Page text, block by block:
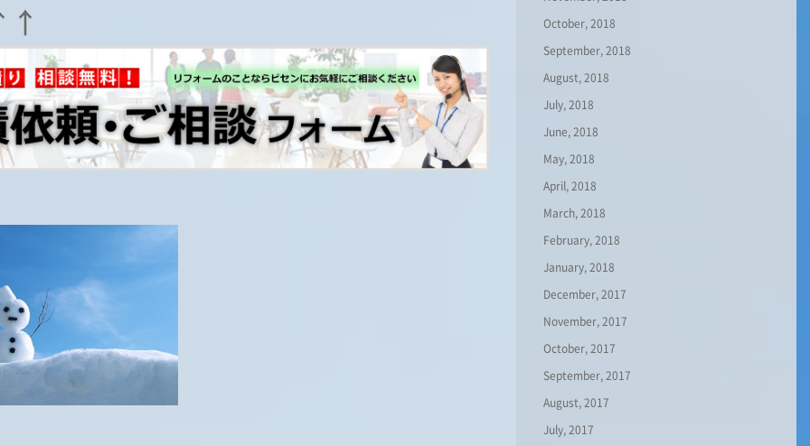
October, 2018
September, 2018
August, 2018
July, 2018
June, 2018
May, 2018
April, 2018
March, 2018
February, 2018
January, 2018
December, 2017
November, 2017
October, 2017
September, 2017
August, 2017
July, 2017